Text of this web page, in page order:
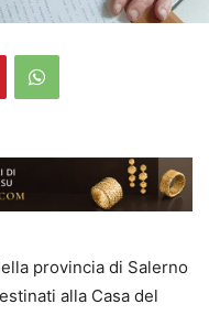
provincia di Salerno
alla Casa del